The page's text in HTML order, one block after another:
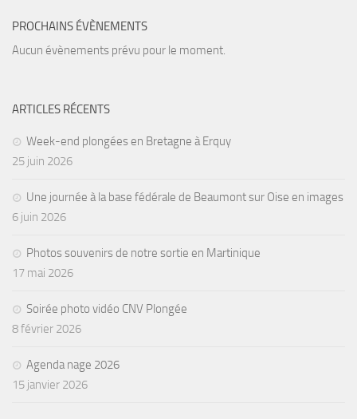
PROCHAINS ÉVÈNEMENTS
Aucun évènements prévu pour le moment.
ARTICLES RÉCENTS
Week-end plongées en Bretagne à Erquy
25 juin 2026
Une journée à la base fédérale de Beaumont sur Oise en images
6 juin 2026
Photos souvenirs de notre sortie en Martinique
17 mai 2026
Soirée photo vidéo CNV Plongée
8 février 2026
Agenda nage 2026
15 janvier 2026